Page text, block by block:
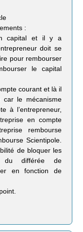
:
capital et il y a
doit se
pour rembourser
le capital
courant et là il
car le mécanisme
à l’entrepreneur,
en compte
rembourse
Scientipole.
de bloquer les
différée de
en fonction de